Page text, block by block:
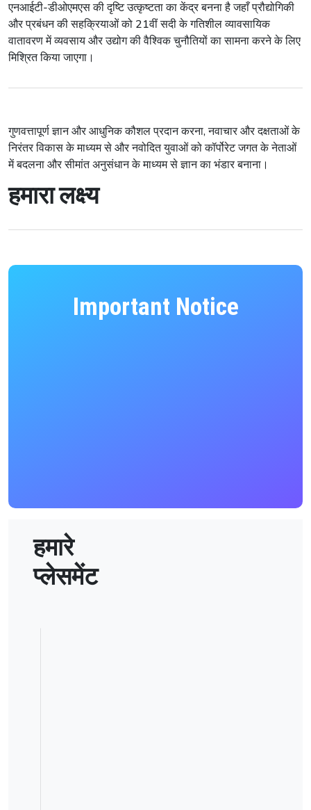
एनआईटी-डीओएमएस की दृष्टि उत्कृष्टता का केंद्र बनना है जहाँ प्रौद्योगिकी
और प्रबंधन की सहक्रियाओं को 21वीं सदी के गतिशील व्यावसायिक
वातावरण में व्यवसाय और उद्योग की वैश्विक चुनौतियों का सामना करने के लिए
मिश्रित किया जाएगा।
गुणवत्तापूर्ण ज्ञान और आधुनिक कौशल प्रदान करना, नवाचार और दक्षताओं के
निरंतर विकास के माध्यम से और नवोदित युवाओं को कॉर्पोरेट जगत के नेताओं
में बदलना और सीमांत अनुसंधान के माध्यम से ज्ञान का भंडार बनाना।
हमारा लक्ष्य
Important Notice
हमारे
प्लेसमेंट